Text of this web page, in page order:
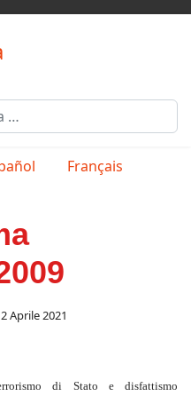
Français
Aprile 2021
di Stato e disfattismo